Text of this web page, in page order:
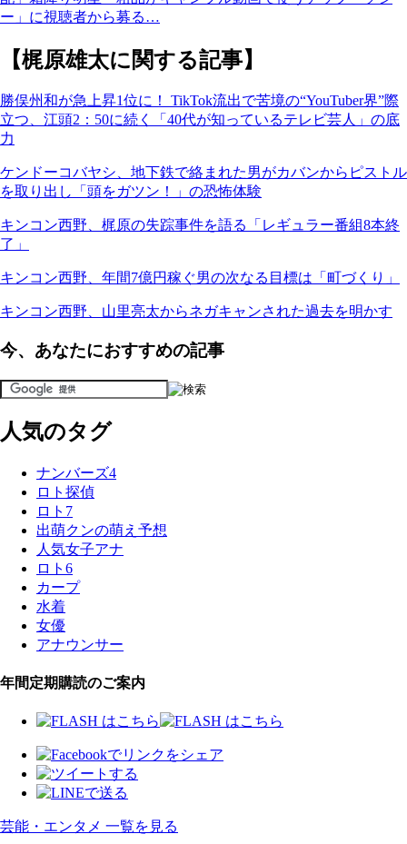
ー」に視聴者から募る…
【梶原雄太に関する記事】
勝俣州和が急上昇1位に！ TikTok流出で苦境の“YouTuber界”際
立つ、江頭2：50に続く「40代が知っているテレビ芸人」の底
力
ケンドーコバヤシ、地下鉄で絡まれた男がカバンからピストル
を取り出し「頭をガツン！」の恐怖体験
キンコン西野、梶原の失踪事件を語る「レギュラー番組8本終
了」
キンコン西野、年間7億円稼ぐ男の次なる目標は「町づくり」
キンコン西野、山里亮太からネガキャンされた過去を明かす
今、あなたにおすすめの記事
人気のタグ
ナンバーズ4
ロト探偵
ロト7
出萌クンの萌え予想
人気女子アナ
ロト6
カープ
水着
女優
アナウンサー
年間定期購読のご案内
芸能・エンタメ 一覧を見る